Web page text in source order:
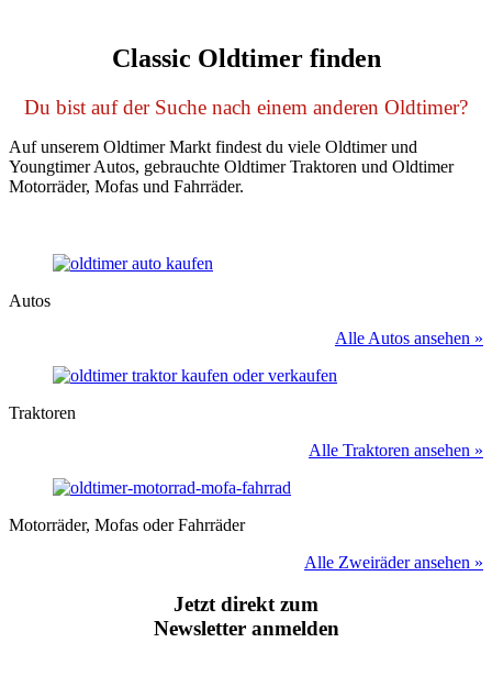
Classic Oldtimer finden
Du bist auf der Suche nach einem anderen Oldtimer?
Auf unserem Oldtimer Markt findest du viele Oldtimer und
Youngtimer Autos, gebrauchte Oldtimer Traktoren und Oldtimer
Motorräder, Mofas und Fahrräder.
Autos
Alle Autos ansehen »
Traktoren
Alle Traktoren ansehen »
Motorräder, Mofas oder Fahrräder
Alle Zweiräder ansehen »
Jetzt direkt zum
Newsletter anmelden